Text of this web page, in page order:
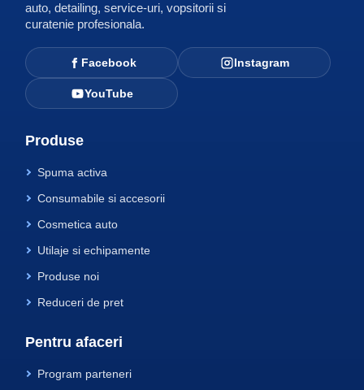
auto, detailing, service-uri, vopsitorii si
curatenie profesionala.
Facebook Instagram
YouTube
Produse
Spuma activa
Consumabile si accesorii
Cosmetica auto
Utilaje si echipamente
Produse noi
Reduceri de pret
Pentru afaceri
Program parteneri